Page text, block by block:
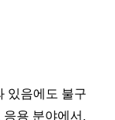
있음에도 불구
용 분야에서,